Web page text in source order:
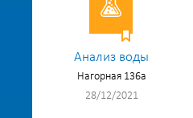
Анализ воды
Нагорная 136а
28/12/2021